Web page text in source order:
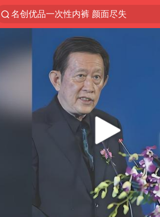
“China Cool”火了，老外爱上中国避暑游
香港宏福苑火灾或由烟头引起
网约车司机充电时猝死保险拒赔
中国父女泰国骑摩托车坠崖1死1伤
周末打虎 宋致远被查
白海豚将正面袭击贯穿浙江
浙江台州《告全体市民书》
多个明星演唱会取消
四川宜宾市珙县发生3.4级地震
上半年国内居民出游人次34.63亿